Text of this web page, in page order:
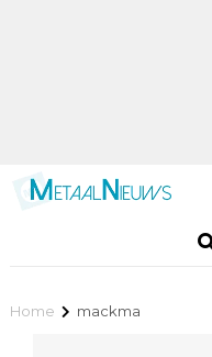
Home mackma